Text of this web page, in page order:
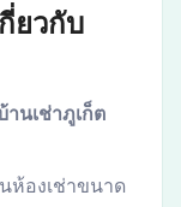
ยวกับ
านเช่าภูเก็ต
ห้องเช่าขนาด